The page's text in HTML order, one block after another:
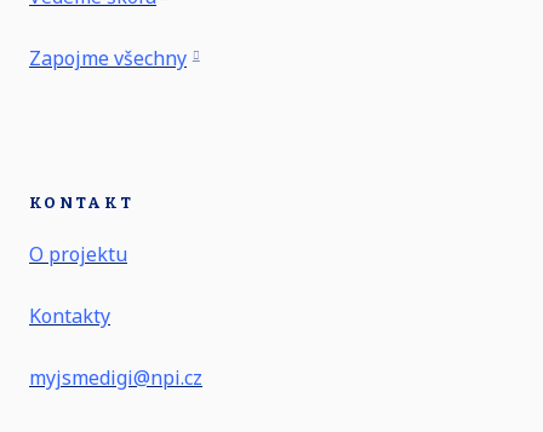
Zapojme všechny
KONTAKT
O projektu
Kontakty
myjsmedigi@npi.cz